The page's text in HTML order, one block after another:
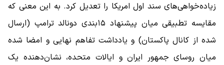
زیاده‌خواهی‌های سند اول امریکا را تعدیل کرد. به این معنی که
مقایسه تطبیقی میان پیشنهاد ۱۵‌بندی دونالد ترامپ (ارسال
شده از کانال پاکستان) و یادداشت تفاهم نهایی و امضا شده
میان روسای جمهور ایران و ایالات متحده، نشان‌دهنده یک